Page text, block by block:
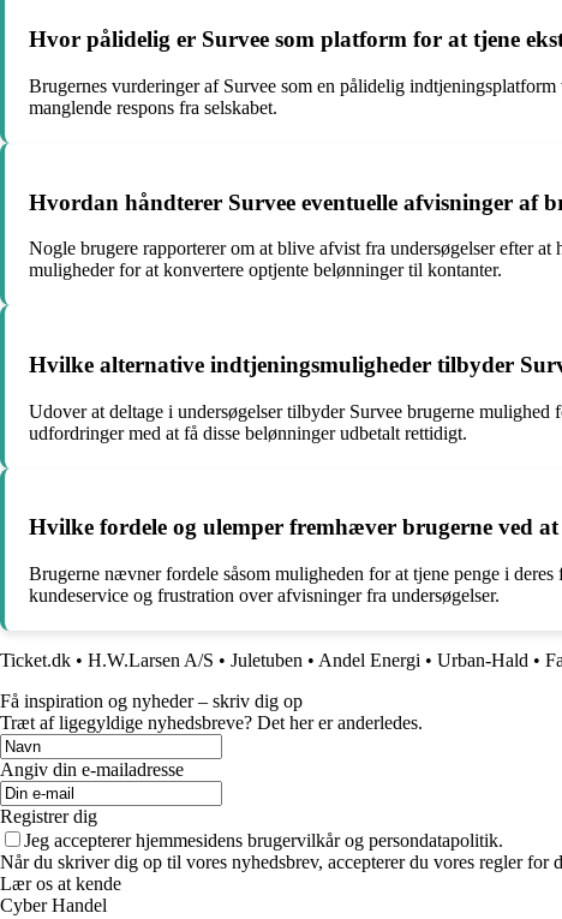
Hvor pålidelig er Survee som platform for at tjene
Brugernes vurderinger af Survee som en pålidelig
manglende respons fra selskabet.
Hvordan håndterer Survee eventuelle afvisninger af
Nogle brugere rapporterer om at blive afvist fra undersøgelser efter
muligheder for at konvertere optjente belønninger til kontanter.
Hvilke alternative indtjeningsmuligheder tilbyder
Udover at deltage i undersøgelser tilbyder Survee brugerne
udfordringer med at få disse belønninger udbetalt rettidigt.
Hvilke fordele og ulemper fremhæver brugerne ved
Brugerne nævner fordele såsom muligheden for at tjene penge i
kundeservice og frustration over afvisninger fra undersøgelser.
Ticket.dk • H.W.Larsen A/S • Juletuben • Andel Energi • Urban-Hald •
Få inspiration og nyheder – skriv dig op
Træt af ligegyldige nyhedsbreve? Det her er anderledes.
Angiv din e-mailadresse
Registrer dig
Jeg accepterer hjemmesidens brugervilkår og persondatapolitik.
Når du skriver dig op til vores nyhedsbrev, accepterer du vores regler
Lær os at kende
Cyber Handel